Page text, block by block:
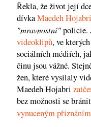
Řekla, že život její
dívkaMaedeh Hojabri
"mravnostní"policie.
videoklipů, ve
sociálních médiích,
činu jsou vážné.
žen, které vysílaly
Maedeh Hojabri
bez možnosti se
vynuceným přiznáním